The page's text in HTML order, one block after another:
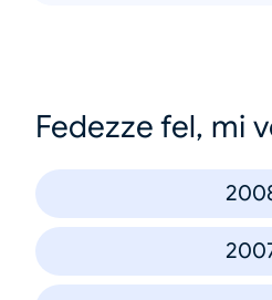
Fedezze fel, mi